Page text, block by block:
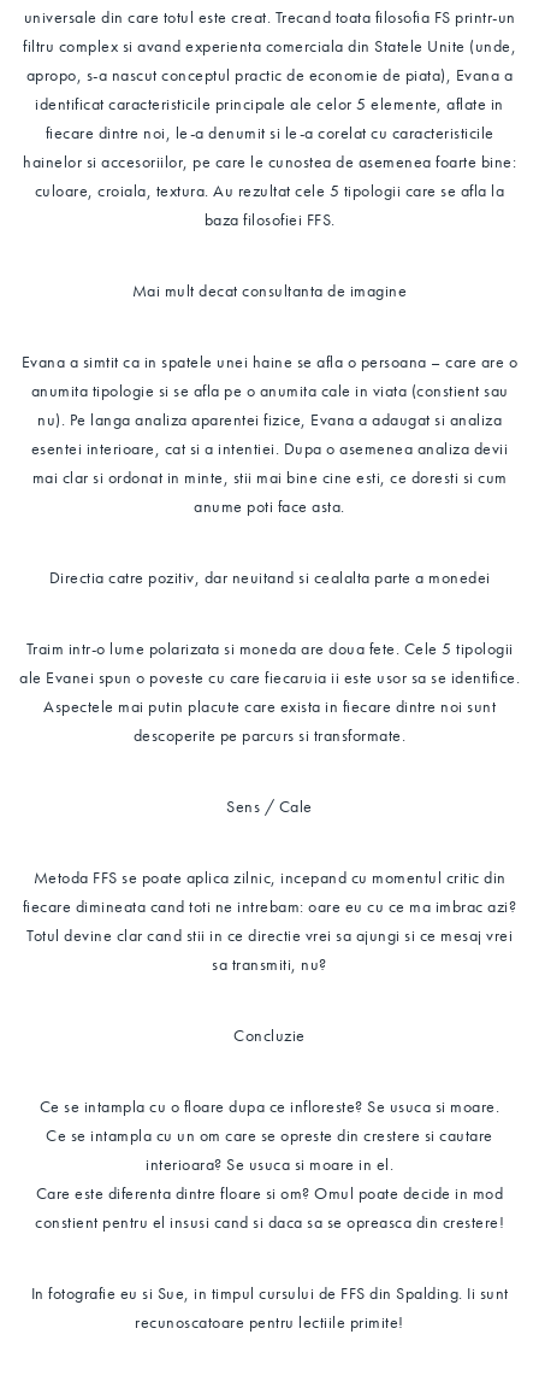
universale din care totul este creat. Trecand toata filosofia FS printr-un
filtru complex si avand experienta comerciala din Statele Unite (unde,
apropo, s-a nascut conceptul practic de economie de piata), Evana a
identificat caracteristicile principale ale celor 5 elemente, aflate in
fiecare dintre noi, le-a denumit si le-a corelat cu caracteristicile
hainelor si accesoriilor, pe care le cunostea de asemenea foarte bine:
culoare, croiala, textura. Au rezultat cele 5 tipologii care se afla la
baza filosofiei FFS.
Mai mult decat consultanta de imagine
Evana a simtit ca in spatele unei haine se afla o persoana – care are o
anumita tipologie si se afla pe o anumita cale in viata (constient sau
nu). Pe langa analiza aparentei fizice, Evana a adaugat si analiza
esentei interioare, cat si a intentiei. Dupa o asemenea analiza devii
mai clar si ordonat in minte, stii mai bine cine esti, ce doresti si cum
anume poti face asta.
Directia catre pozitiv, dar neuitand si cealalta parte a monedei
Traim intr-o lume polarizata si moneda are doua fete. Cele 5 tipologii
ale Evanei spun o poveste cu care fiecaruia ii este usor sa se identifice.
Aspectele mai putin placute care exista in fiecare dintre noi sunt
descoperite pe parcurs si transformate.
Sens / Cale
Metoda FFS se poate aplica zilnic, incepand cu momentul critic din
fiecare dimineata cand toti ne intrebam: oare eu cu ce ma imbrac azi?
Totul devine clar cand stii in ce directie vrei sa ajungi si ce mesaj vrei
sa transmiti, nu?
Concluzie
Ce se intampla cu o floare dupa ce infloreste? Se usuca si moare.
Ce se intampla cu un om care se opreste din crestere si cautare
interioara? Se usuca si moare in el.
Care este diferenta dintre floare si om? Omul poate decide in mod
constient pentru el insusi cand si daca sa se opreasca din crestere!
In fotografie eu si Sue, in timpul cursului de FFS din Spalding. Ii sunt
recunoscatoare pentru lectiile primite!